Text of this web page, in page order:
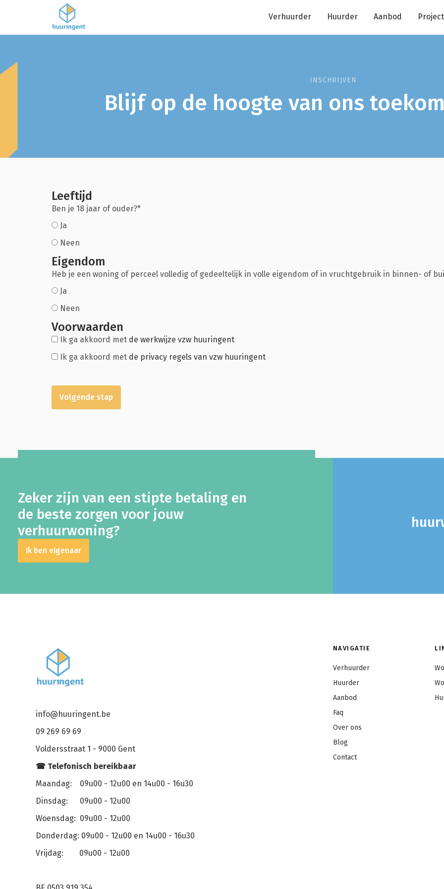
Verhuurder Huurder Aanbod
INSCHRIJVEN
Blijf op de hoogte van ons
Leeftijd
Ben je 18 jaar of ouder?*
Ja
Neen
Eigendom
Heb je een woning of perceel volledig of gedeeltelijk in volle eigendom of in vruchtgebruik in binnen- of
Ja
Neen
Voorwaarden
Ik ga akkoord met de werkwijze vzw huuringent
Ik ga akkoord met de privacy regels van vzw huuringent
Volgende stap
Zeker zijn van een stipte betaling en
de beste zorgen voor jouw
verhuurwoning?
Ik ben eigenaar
info@huuringent.be
09 269 69 69
Voldersstraat 1 - 9000 Gent
☎ Telefonisch bereikbaar
Maandag: 09u00 - 12u00 en 14u00 - 16u30
Dinsdag: 09u00 - 12u00
Woensdag: 09u00 - 12u00
Donderdag: 09u00 - 12u00 en 14u00 - 16u30
Vrijdag: 09u00 - 12u00
NAVIGATIE
Verhuurder
Huurder
Aanbod
Faq
Over ons
Blog
Contact